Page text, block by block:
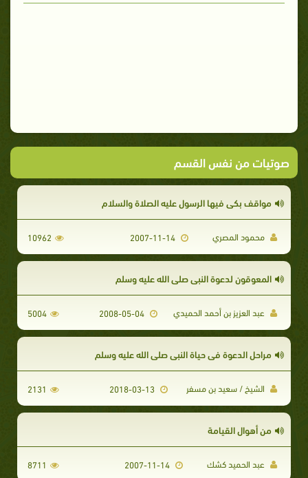
صوتيات من نفس القسم
مواقف بكى فيها الرسول عليه الصلاة والسلام
محمود المصري 2007-11-14
10962
المعوقون لدعوة النبي صلى الله عليه وسلم
عبد العزيز بن أحمد الحميدي 5004
مراحل الدعوة في حياة النبي صلى الله عليه وسلم
الشيخ / سعيد بن مسفر 2018-03-13
2131
من أهوال القيامة
عبد الحميد كشك 8711